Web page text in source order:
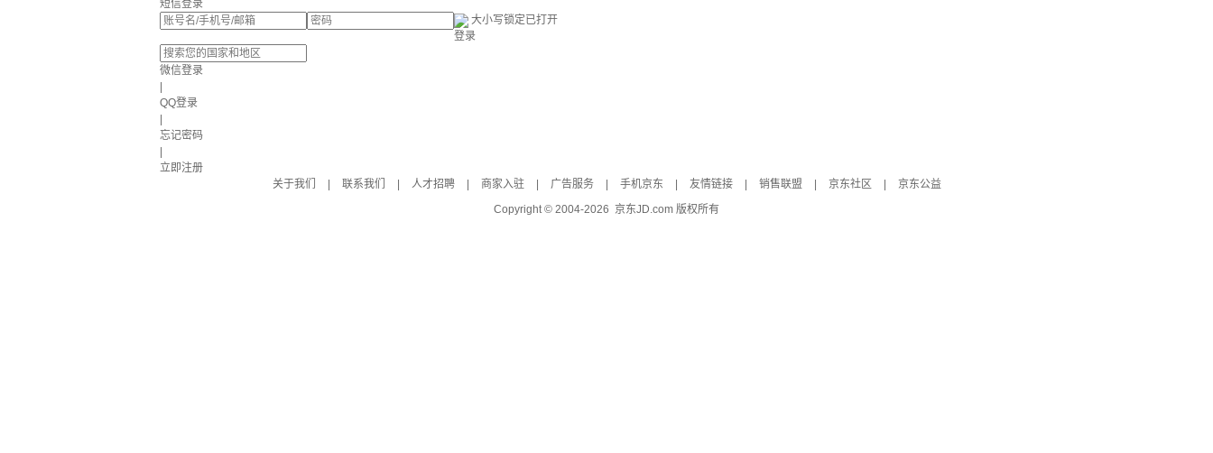
短信登录
大小写锁定已打开
登录
微信登录
QQ登录
忘记密码
立即注册
关于我们
联系我们 人才招聘 商家入驻 广告服务 手机京东 友情链接 销售联盟 京东社区
京东公益
Copyright © 2004-2026 京东JD.com 版权所有